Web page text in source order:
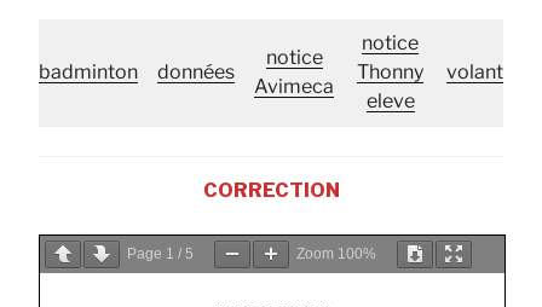
badminton données
notice
Avimeca
notice
Thonny
eleve
volant
CORRECTION
Page 1 / 5 Zoom 100%